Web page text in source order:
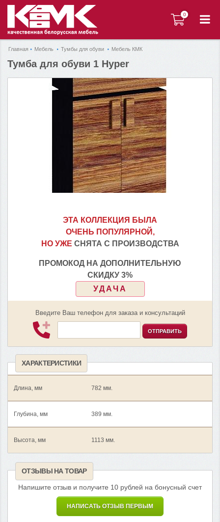
0
0
Главная Мебель Тумбы для обуви Мебель КМК
Тумба для обуви 1 Hyper
ЭТА КОЛЛЕКЦИЯ БЫЛА
ОЧЕНЬ ПОПУЛЯРНОЙ,
НО УЖЕ СНЯТА С ПРОИЗВОДСТВА
ПРОМОКОД НА ДОПОЛНИТЕЛЬНУЮ
СКИДКУ 3%
УДАЧА
Введите Ваш телефон для заказа и консультаций
ОТПРАВИТЬ
ХАРАКТЕРИСТИКИ
Длина, мм 782 мм.
Глубина, мм 389 мм.
Высота, мм 1113 мм.
ОТЗЫВЫ НА ТОВАР
Напишите отзыв и получите 10 рублей на бонусный счет
НАПИСАТЬ ОТЗЫВ ПЕРВЫМ